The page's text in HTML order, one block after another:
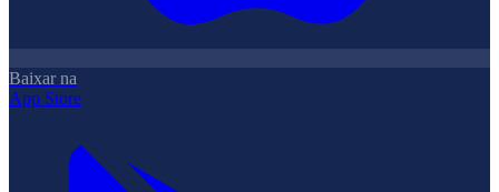
Baixar na
App Store